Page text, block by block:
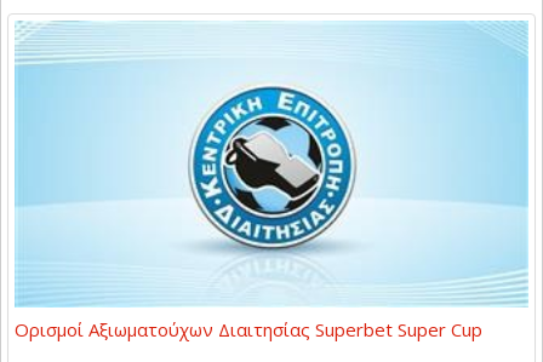
Ορισμοί Αξιωματούχων Διαιτησίας Superbet Super Cup